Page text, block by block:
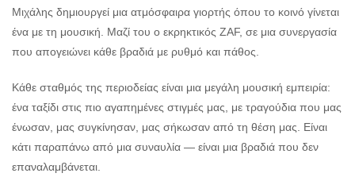
Μιχάλης δημιουργεί μια ατμόσφαιρα γιορτής όπου το κοινό γίνεται
ένα με τη μουσική. Μαζί του ο εκρηκτικός ZAF, σε μια συνεργασία
που απογειώνει κάθε βραδιά με ρυθμό και πάθος.
Κάθε σταθμός της περιοδείας είναι μια μεγάλη μουσική εμπειρία:
ένα ταξίδι στις πιο αγαπημένες στιγμές μας, με τραγούδια που μας
ένωσαν, μας συγκίνησαν, μας σήκωσαν από τη θέση μας. Είναι
κάτι παραπάνω από μια συναυλία — είναι μια βραδιά που δεν
επαναλαμβάνεται.